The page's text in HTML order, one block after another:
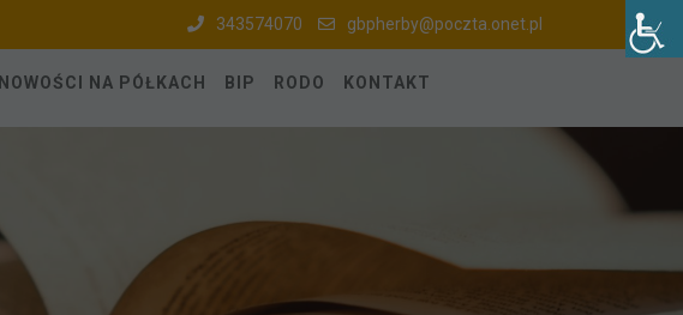
343574070 gbpherby@poczta.onet.pl
NOWOŚCI NA PÓŁKACH BIP RODO KONTAKT